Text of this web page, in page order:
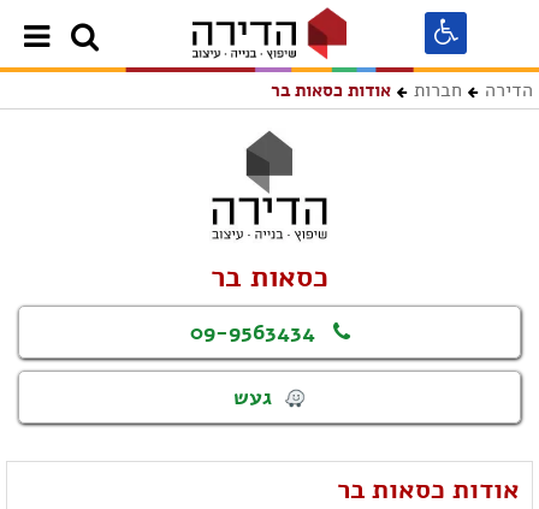
הדירה חברות אודות כסאות בר
כסאות בר
09-9563434
געש
אודות כסאות בר